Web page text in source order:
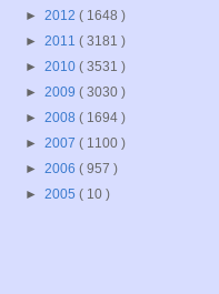
► 2012 ( 1648 )
► 2011 ( 3181 )
► 2010 ( 3531 )
► 2009 ( 3030 )
► 2008 ( 1694 )
► 2007 ( 1100 )
► 2006 ( 957 )
► 2005 ( 10 )